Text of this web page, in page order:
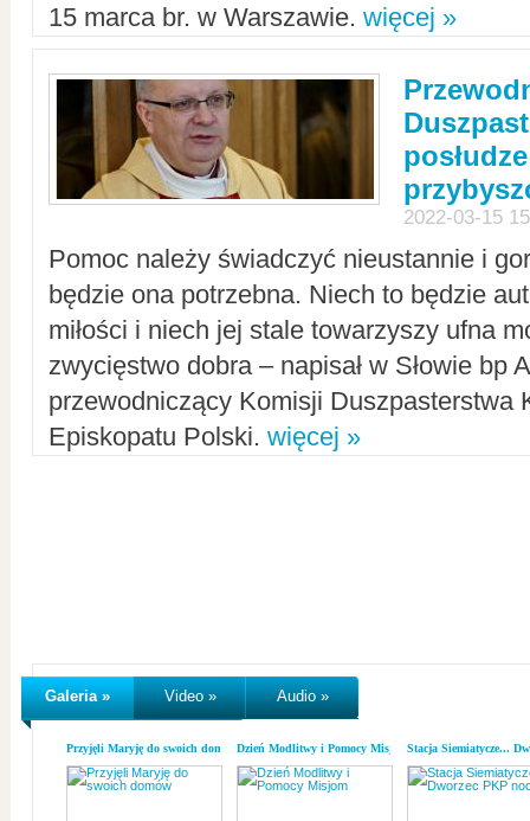
15 marca br. w Warszawie. więcej »
2022-03-15
Pomoc należy świadczyć nieustannie i
będzie ona potrzebna. Niech to będzie
miłości i niech jej stale towarzyszy ufna
zwycięstwo dobra – napisał w Słowie bp
przewodniczący Komisji Duszpasterstwa
Episkopatu Polski. więcej »
Galeria » Video » Audio »
Przyjęli Maryję do swoich domówDzień Modlitwy i Pomocy MisjomStacja Siemiatycze...